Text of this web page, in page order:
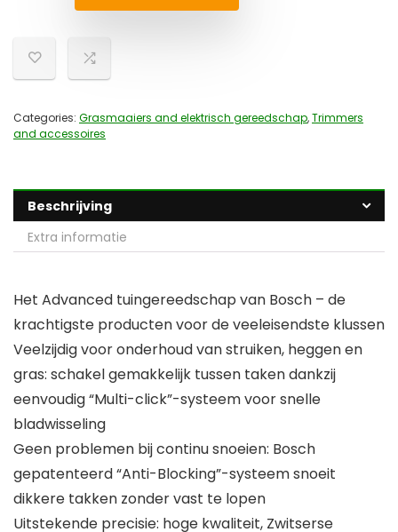
Categories: Grasmaaiers and elektrisch gereedschap,Trimmers
and accessoires
Beschrijving
Extra informatie
Het Advanced tuingereedschap van Bosch – de
krachtigste producten voor de veeleisendste klussen
Veelzijdig voor onderhoud van struiken, heggen en
gras: schakel gemakkelijk tussen taken dankzij
eenvoudig “Multi-click”-systeem voor snelle
bladwisseling
Geen problemen bij continu snoeien: Bosch
gepatenteerd “Anti-Blocking”-systeem snoeit
dikkere takken zonder vast te lopen
Uitstekende precisie: hoge kwaliteit, Zwitserse